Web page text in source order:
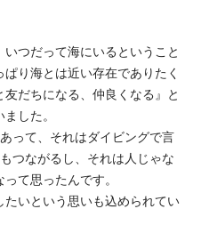
つだって海にいるということ
り海とは近い存在でありたく
だちになる、仲良くなる』と
した。
って、それはダイビングで言
つながるし、それは人じゃな
て思ったんです。
いという思いも込められてい